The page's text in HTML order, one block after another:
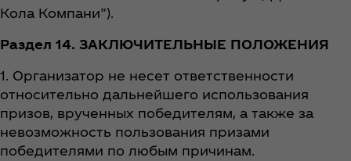
Кола Компани”).
Раздел 14. ЗАКЛЮЧИТЕЛЬНЫЕ ПОЛОЖЕНИЯ
1. Организатор не несет ответственности
относительно дальнейшего использования
призов, врученных победителям, а также за
невозможность пользования призами
победителями по любым причинам.